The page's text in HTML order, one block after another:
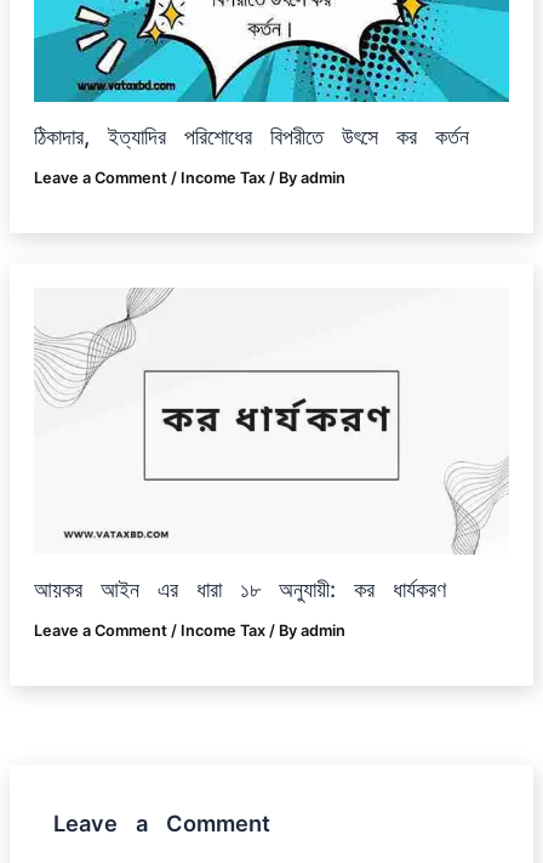
ঠিকাদার, ইত্যাদির পরিশোধের বিপরীতে উৎসে কর কর্তন
Leave a Comment / Income Tax/ By admin
আয়কর আইন এর ধারা ১৮ অনুযায়ী: কর ধার্যকরণ
Leave a Comment / Income Tax/ By admin
Leave a Comment